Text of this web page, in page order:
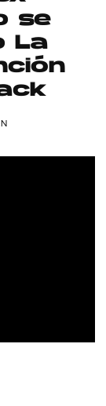
TODOS LOS
se
La